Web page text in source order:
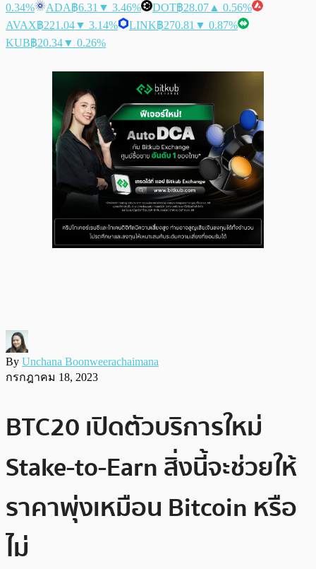
0.34%
ADA฿6.31 ▼ 3.46% DOT฿28.07 ▲ 0.56%
AVAX฿221.04▼ 3.14% LINK฿270.81 ▼ 0.87%
KUB฿20.34▼ 0.26%
By Unchana Boonweerachaimana
กรกฎาคม 18, 2023
BTC20 เปิดตัวบริการใหม่
Stake-to-Earn สิ่งนี้จะช่วยให้
ราคาพุ่งเหมือน Bitcoin หรือ
ไม่